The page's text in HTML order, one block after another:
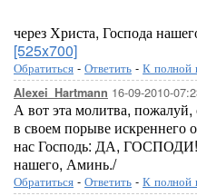
через Христа, Господа
[525x700]
Обратиться - Ответить - К полной
Alexei_Hartmann 16-09-2010-
А вот эта молитва, пожалуй,
в своем порыве искреннего
нас Господь: ДА, ГОСПОДИ!
нашего, Аминь./
Обратиться - Ответить - К полной